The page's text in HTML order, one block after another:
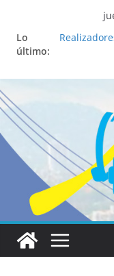
Lo
último:
La ciencia
fácilmente
Pop Up
dinamiza
Salud
hablarlo
Lo que
Story 5 y el